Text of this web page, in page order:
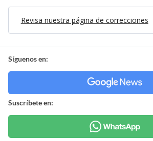
Revisa nuestra página de correcciones
Síguenos en:
Suscríbete en: